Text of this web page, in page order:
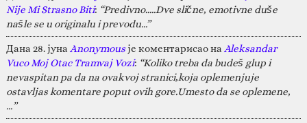
Nije Mi Strasno Biti: “Predivno.....Dve slične, emotivne duše
našle se u originalu i prevodu...”
Дана 28. јуна Anonymousје коментарисао на Aleksandar
Vuco Moj Otac Tramvaj Vozi: “Koliko treba da budeš glup i
nevaspitan pa da na ovakvoj stranici,koja oplemenjuje
ostavljas komentare poput ovih gore.Umesto da se oplemene,
…”